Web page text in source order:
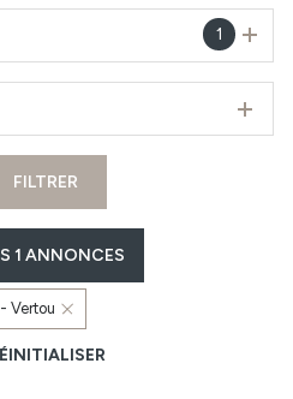
1
FILTRER
1 ANNONCES
Vertou